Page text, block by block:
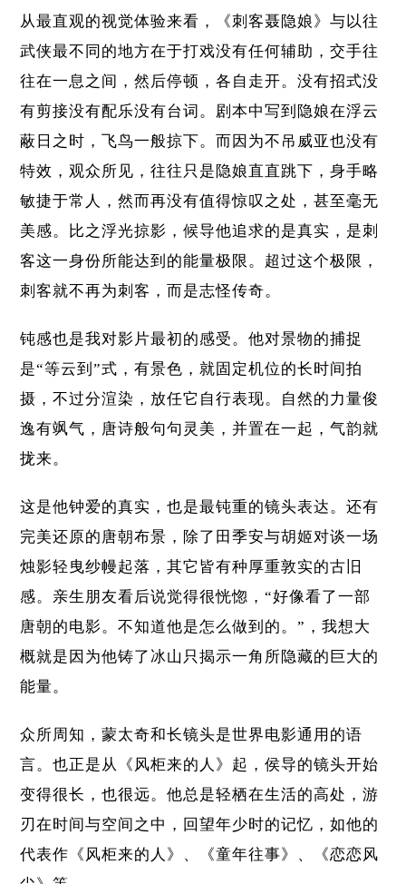
从最直观的视觉体验来看，《刺客聂隐娘》与以往
武侠最不同的地方在于打戏没有任何辅助，交手往
往在一息之间，然后停顿，各自走开。没有招式没
有剪接没有配乐没有台词。剧本中写到隐娘在浮云
蔽日之时，飞鸟一般掠下。而因为不吊威亚也没有
特效，观众所见，往往只是隐娘直直跳下，身手略
敏捷于常人，然而再没有值得惊叹之处，甚至毫无
美感。比之浮光掠影，候导他追求的是真实，是刺
客这一身份所能达到的能量极限。超过这个极限，
刺客就不再为刺客，而是志怪传奇。
钝感也是我对影片最初的感受。他对景物的捕捉
是“等云到”式，有景色，就固定机位的长时间拍
摄，不过分渲染，放任它自行表现。自然的力量俊
逸有飒气，唐诗般句句灵美，并置在一起，气韵就
拢来。
这是他钟爱的真实，也是最钝重的镜头表达。还有
完美还原的唐朝布景，除了田季安与胡姬对谈一场
烛影轻曳纱幔起落，其它皆有种厚重敦实的古旧
感。亲生朋友看后说觉得很恍惚，“好像看了一部
唐朝的电影。不知道他是怎么做到的。”，我想大
概就是因为他铸了冰山只揭示一角所隐藏的巨大的
能量。
众所周知，蒙太奇和长镜头是世界电影通用的语
言。也正是从《风柜来的人》起，侯导的镜头开始
变得很长，也很远。他总是轻栖在生活的高处，游
刃在时间与空间之中，回望年少时的记忆，如他的
代表作《风柜来的人》、《童年往事》、《恋恋风